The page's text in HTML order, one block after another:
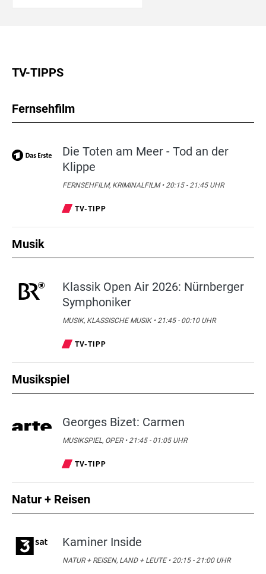
TV-TIPPS
Fernsehfilm
Die Toten am Meer - Tod an der
Klippe
FERNSEHFILM, KRIMINALFILM • 20:15 - 21:45 UHR
TV-TIPP
Musik
Klassik Open Air 2026: Nürnberger
Symphoniker
MUSIK, KLASSISCHE MUSIK • 21:45 - 00:10 UHR
TV-TIPP
Musikspiel
Georges Bizet: Carmen
MUSIKSPIEL, OPER • 21:45 - 01:05 UHR
TV-TIPP
Natur + Reisen
Kaminer Inside
NATUR + REISEN, LAND + LEUTE • 20:15 - 21:00 UHR